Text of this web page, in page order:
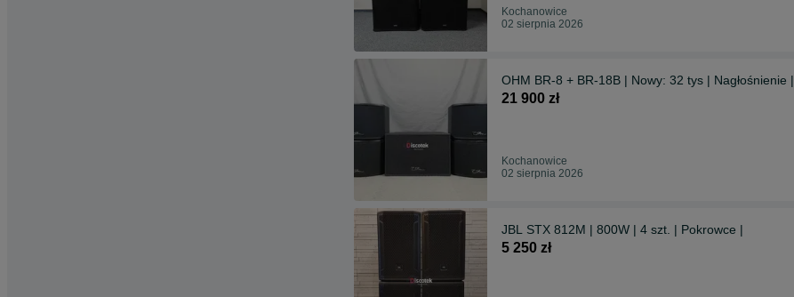
Kochanowice
02 sierpnia 2026
OHM BR-8 + BR-18B | Nowy: 32 tys | Nagłośnienie |
21 900 zł
Kochanowice
02 sierpnia 2026
JBL STX 812M | 800W | 4 szt. | Pokrowce |
5 250 zł